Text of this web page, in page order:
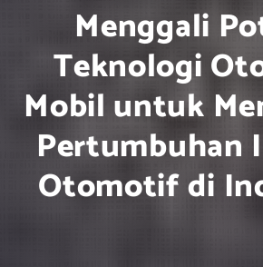
Menggali
Teknologi
Mobil untuk
Pertumbuhan
Otomotif di